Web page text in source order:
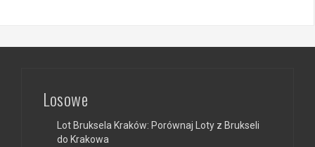
Losowe
Lot Bruksela Kraków: Porównaj Loty z Brukseli
do Krakowa